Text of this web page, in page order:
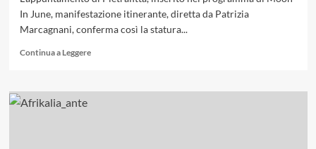
In June, manifestazione itinerante, diretta da Patrizia
Marcagnani, conferma così la statura...
Continua a LeggereLeggi
su